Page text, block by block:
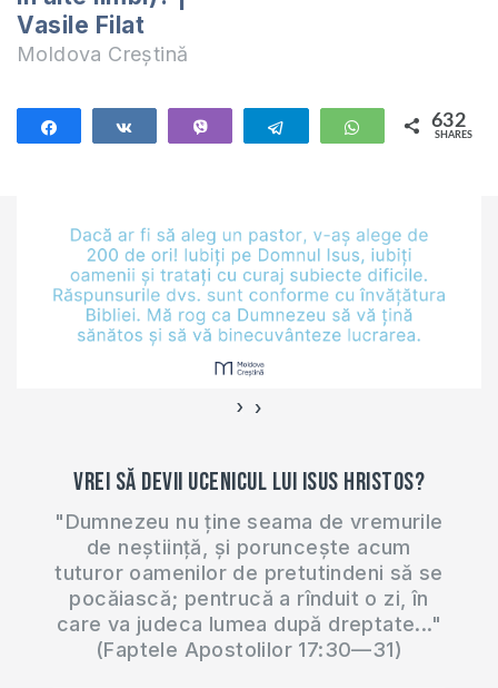
Vasile Filat
Moldova Creștină
Telegram WhatsApp
632
SHARES
‹ ›
Vrei să devii ucenicul lui Isus Hristos?
"Dumnezeu nu ține seama de vremurile
de neștiință, și poruncește acum
tuturor oamenilor de pretutindeni să se
pocăiască; pentrucă a rînduit o zi, în
care va judeca lumea după dreptate..."
(Faptele Apostolilor 17:30—31)